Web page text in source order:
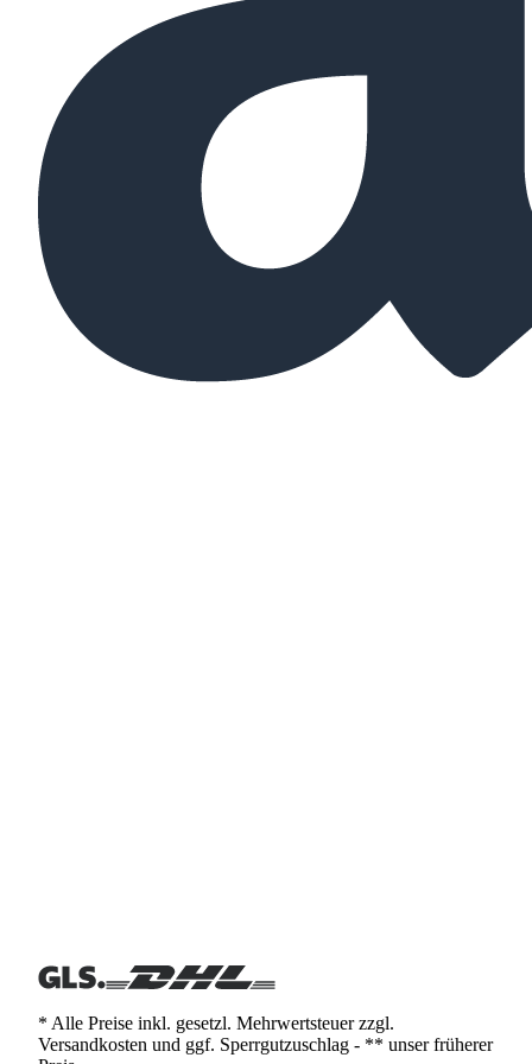
* Alle Preise inkl. gesetzl. Mehrwertsteuer zzgl.
Versandkosten und ggf. Sperrgutzuschlag - ** unser früherer